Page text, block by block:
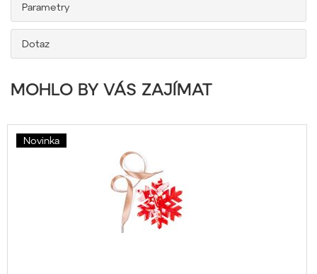
Parametry
Dotaz
MOHLO BY VÁS ZAJÍMAT
Novinka